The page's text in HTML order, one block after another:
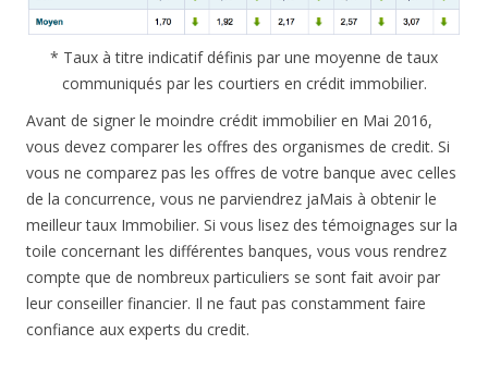
* Taux à titre indicatif définis par une moyenne de taux
communiqués par les courtiers en crédit immobilier.
Avant de signer le moindre crédit immobilier en Mai 2016,
vous devez comparer les offres des organismes de credit. Si
vous ne comparez pas les offres de votre banque avec celles
de la concurrence, vous ne parviendrez jaMais à obtenir le
meilleur taux Immobilier. Si vous lisez des témoignages sur la
toile concernant les différentes banques, vous vous rendrez
compte que de nombreux particuliers se sont fait avoir par
leur conseiller financier. Il ne faut pas constamment faire
confiance aux experts du credit.